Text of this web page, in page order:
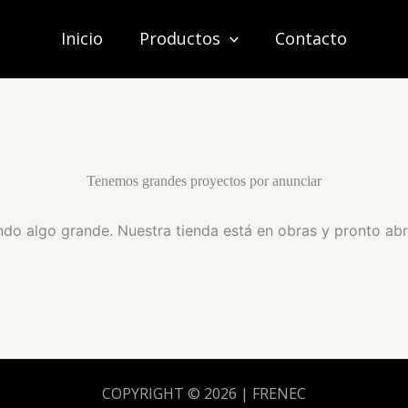
Inicio Productos Contacto
Tenemos grandes proyectos por anunciar
algo grande. Nuestra tienda está en obras y pronto
COPYRIGHT © 2026 | FRENEC